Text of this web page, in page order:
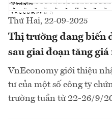
Thứ Hai, 22-09-2025
Thị trường đang biến
sau giai đoạn tăng
VnEconomy giới thiệu
tư của một số công ty
trường tuần từ 22-26/9/